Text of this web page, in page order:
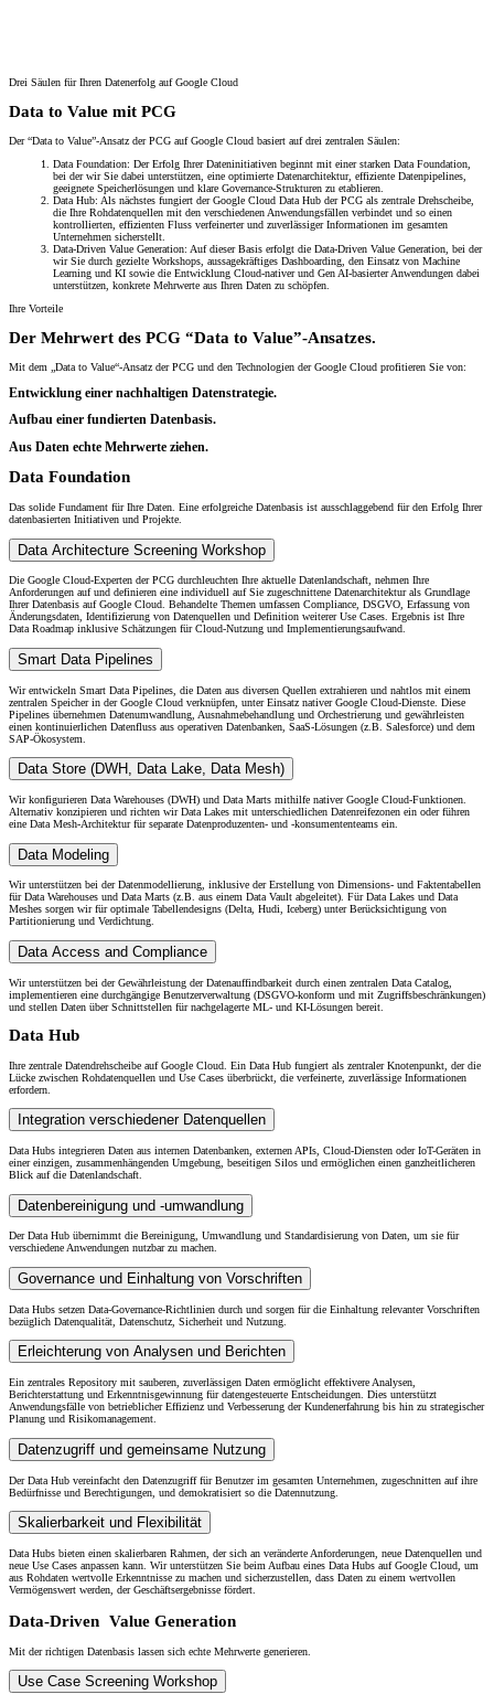
Drei Säulen für Ihren Datenerfolg auf Google Cloud
Data to Value mit PCG
Der “Data to Value”-Ansatz der PCG auf Google Cloud basiert auf drei zentralen Säulen:
Data Foundation: Der Erfolg Ihrer Dateninitiativen beginnt mit einer starken Data Foundation,
bei der wir Sie dabei unterstützen, eine optimierte Datenarchitektur, effiziente Datenpipelines,
geeignete Speicherlösungen und klare Governance-Strukturen zu etablieren.
Data Hub: Als nächstes fungiert der Google Cloud Data Hub der PCG als zentrale Drehscheibe,
die Ihre Rohdatenquellen mit den verschiedenen Anwendungsfällen verbindet und so einen
kontrollierten, effizienten Fluss verfeinerter und zuverlässiger Informationen im gesamten
Unternehmen sicherstellt.
Data-Driven Value Generation: Auf dieser Basis erfolgt die Data-Driven Value Generation, bei der
wir Sie durch gezielte Workshops, aussagekräftiges Dashboarding, den Einsatz von Machine
Learning und KI sowie die Entwicklung Cloud-nativer und Gen AI-basierter Anwendungen dabei
unterstützen, konkrete Mehrwerte aus Ihren Daten zu schöpfen.
Ihre Vorteile
Der Mehrwert des PCG “Data to Value”-Ansatzes.
Mit dem „Data to Value“-Ansatz der PCG und den Technologien der Google Cloud profitieren Sie von:
Entwicklung einer nachhaltigen Datenstrategie.
Aufbau einer fundierten Datenbasis.
Aus Daten echte Mehrwerte ziehen.
Data Foundation
Das solide Fundament für Ihre Daten. Eine erfolgreiche Datenbasis ist ausschlaggebend für den Erfolg Ihrer
datenbasierten Initiativen und Projekte.
Data Architecture Screening Workshop
Die Google Cloud-Experten der PCG durchleuchten Ihre aktuelle Datenlandschaft, nehmen Ihre
Anforderungen auf und definieren eine individuell auf Sie zugeschnittene Datenarchitektur als Grundlage
Ihrer Datenbasis auf Google Cloud. Behandelte Themen umfassen Compliance, DSGVO, Erfassung von
Änderungsdaten, Identifizierung von Datenquellen und Definition weiterer Use Cases. Ergebnis ist Ihre
Data Roadmap inklusive Schätzungen für Cloud-Nutzung und Implementierungsaufwand.
Smart Data Pipelines
Wir entwickeln Smart Data Pipelines, die Daten aus diversen Quellen extrahieren und nahtlos mit einem
zentralen Speicher in der Google Cloud verknüpfen, unter Einsatz nativer Google Cloud-Dienste. Diese
Pipelines übernehmen Datenumwandlung, Ausnahmebehandlung und Orchestrierung und gewährleisten
einen kontinuierlichen Datenfluss aus operativen Datenbanken, SaaS-Lösungen (z.B. Salesforce) und dem
SAP-Ökosystem.
Data Store (DWH, Data Lake, Data Mesh)
Wir konfigurieren Data Warehouses (DWH) und Data Marts mithilfe nativer Google Cloud-Funktionen.
Alternativ konzipieren und richten wir Data Lakes mit unterschiedlichen Datenreifezonen ein oder führen
eine Data Mesh-Architektur für separate Datenproduzenten- und -konsumententeams ein.
Data Modeling
Wir unterstützen bei der Datenmodellierung, inklusive der Erstellung von Dimensions- und Faktentabellen
für Data Warehouses und Data Marts (z.B. aus einem Data Vault abgeleitet). Für Data Lakes und Data
Meshes sorgen wir für optimale Tabellendesigns (Delta, Hudi, Iceberg) unter Berücksichtigung von
Partitionierung und Verdichtung.
Data Access and Compliance
Wir unterstützen bei der Gewährleistung der Datenauffindbarkeit durch einen zentralen Data Catalog,
implementieren eine durchgängige Benutzerverwaltung (DSGVO-konform und mit Zugriffsbeschränkungen)
und stellen Daten über Schnittstellen für nachgelagerte ML- und KI-Lösungen bereit.
Data Hub
Ihre zentrale Datendrehscheibe auf Google Cloud. Ein Data Hub fungiert als zentraler Knotenpunkt, der die
Lücke zwischen Rohdatenquellen und Use Cases überbrückt, die verfeinerte, zuverlässige Informationen
erfordern.
Integration verschiedener Datenquellen
Data Hubs integrieren Daten aus internen Datenbanken, externen APIs, Cloud-Diensten oder IoT-Geräten in
einer einzigen, zusammenhängenden Umgebung, beseitigen Silos und ermöglichen einen ganzheitlicheren
Blick auf die Datenlandschaft.
Datenbereinigung und -umwandlung
Der Data Hub übernimmt die Bereinigung, Umwandlung und Standardisierung von Daten, um sie für
verschiedene Anwendungen nutzbar zu machen.
Governance und Einhaltung von Vorschriften
Data Hubs setzen Data-Governance-Richtlinien durch und sorgen für die Einhaltung relevanter Vorschriften
bezüglich Datenqualität, Datenschutz, Sicherheit und Nutzung.
Erleichterung von Analysen und Berichten
Ein zentrales Repository mit sauberen, zuverlässigen Daten ermöglicht effektivere Analysen,
Berichterstattung und Erkenntnisgewinnung für datengesteuerte Entscheidungen. Dies unterstützt
Anwendungsfälle von betrieblicher Effizienz und Verbesserung der Kundenerfahrung bis hin zu strategischer
Planung und Risikomanagement.
Datenzugriff und gemeinsame Nutzung
Der Data Hub vereinfacht den Datenzugriff für Benutzer im gesamten Unternehmen, zugeschnitten auf ihre
Bedürfnisse und Berechtigungen, und demokratisiert so die Datennutzung.
Skalierbarkeit und Flexibilität
Data Hubs bieten einen skalierbaren Rahmen, der sich an veränderte Anforderungen, neue Datenquellen und
neue Use Cases anpassen kann. Wir unterstützen Sie beim Aufbau eines Data Hubs auf Google Cloud, um
aus Rohdaten wertvolle Erkenntnisse zu machen und sicherzustellen, dass Daten zu einem wertvollen
Vermögenswert werden, der Geschäftsergebnisse fördert.
Data-Driven Value Generation
Mit der richtigen Datenbasis lassen sich echte Mehrwerte generieren.
Use Case Screening Workshop